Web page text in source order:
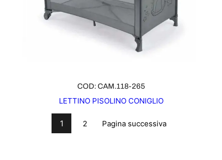
COD: CAM.118-265
LETTINO PISOLINO CONIGLIO
1 2 Pagina successiva